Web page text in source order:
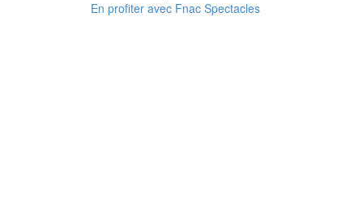
En profiter avec Fnac Spectacles